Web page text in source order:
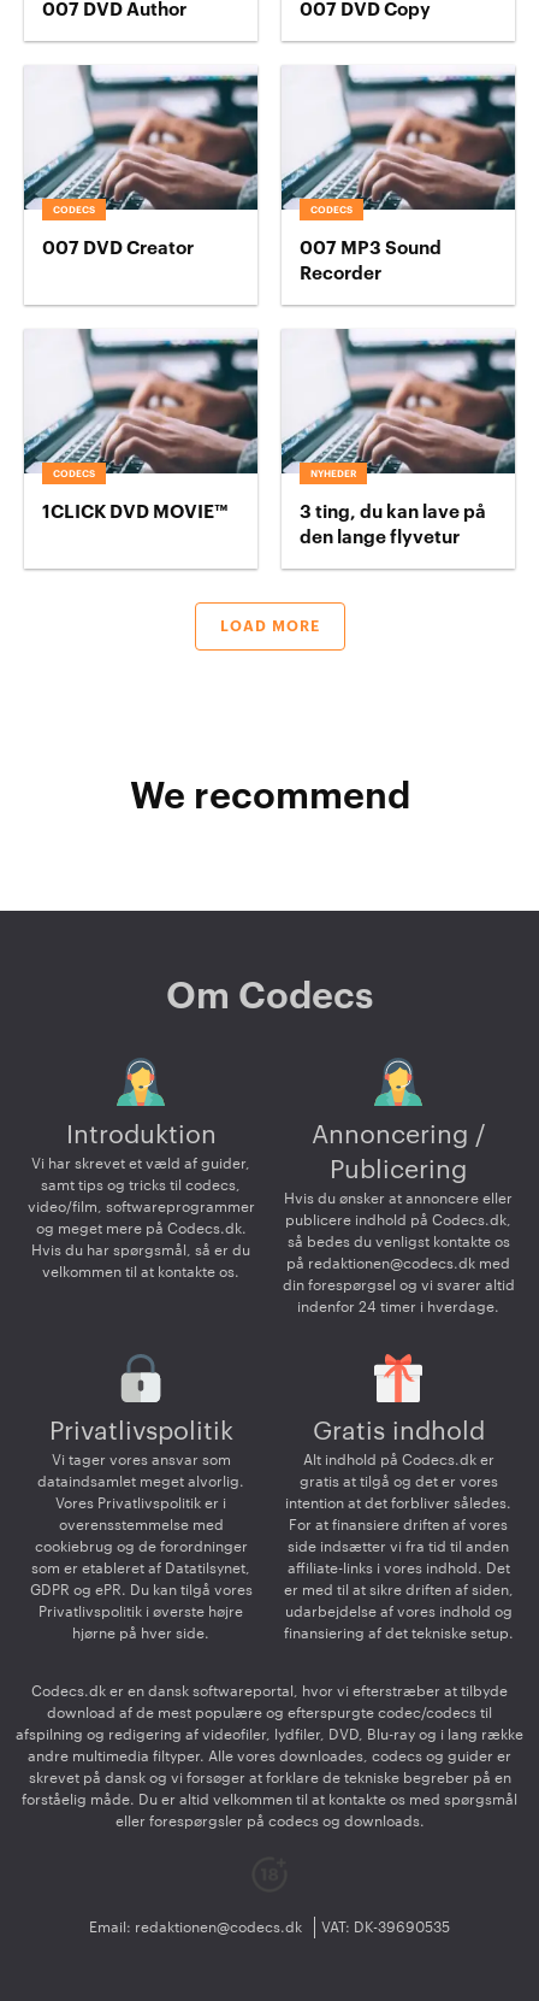
007 DVD Author 007 DVD Copy
CODECS
007 DVD Creator
CODECS
007 MP3 Sound
Recorder
CODECS
1CLICK DVD MOVIE™
NYHEDER
3 ting, du kan lave på
den lange flyvetur
LOAD MORE
We recommend
Om Codecs
Introduktion
Vi har skrevet et væld af guider,
samt tips og tricks til codecs,
video/film, softwareprogrammer
og meget mere på Codecs.dk.
Hvis du har spørgsmål, så er du
velkommen til at kontakte os.
Annoncering /
Publicering
Hvis du ønsker at annoncere eller
publicere indhold på Codecs.dk,
så bedes du venligst kontakte os
på redaktionen@codecs.dk med
din forespørgsel og vi svarer altid
indenfor 24 timer i hverdage.
Privatlivspolitik
Vi tager vores ansvar som
dataindsamlet meget alvorlig.
Vores Privatlivspolitik er i
overensstemmelse med
cookiebrug og de forordninger
som er etableret af Datatilsynet,
GDPR og ePR. Du kan tilgå vores
Privatlivspolitik i øverste højre
hjørne på hver side.
Gratis indhold
Alt indhold på Codecs.dk er
gratis at tilgå og det er vores
intention at det forbliver således.
For at finansiere driften af vores
side indsætter vi fra tid til anden
affiliate-links i vores indhold. Det
er med til at sikre driften af siden,
udarbejdelse af vores indhold og
finansiering af det tekniske setup.
Codecs.dk er en dansk softwareportal, hvor vi efterstræber at tilbyde
download af de mest populære og efterspurgte codec/codecs til
afspilning og redigering af videofiler, lydfiler, DVD, Blu-ray og i lang række
andre multimedia filtyper. Alle vores downloades, codecs og guider er
skrevet på dansk og vi forsøger at forklare de tekniske begreber på en
forståelig måde. Du er altid velkommen til at kontakte os med spørgsmål
eller forespørgsler på codecs og downloads.
Email: redaktionen@codecs.dk VAT: DK-39690535